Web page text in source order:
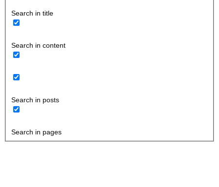
Search in title
Search in content
Search in posts
Search in pages